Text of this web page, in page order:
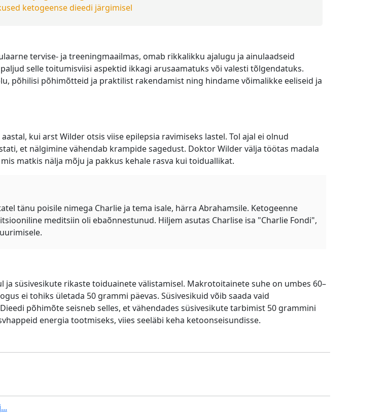
ketogeense dieedi järgimisel
tervise- ja treeningmaailmas, omab rikkalikku ajalugu ja ainulaadseid
selle toitumisviisi aspektid ikkagi arusaamatuks või valesti tõlgendatuks.
põhilisi põhimõtteid ja praktilist rakendamist ning hindame võimalikke eeliseid ja
kui arst Wilder otsis viise epilepsia ravimiseks lastel. Tol ajal ei olnud
et nälgimine vähendab krampide sagedust. Doktor Wilder välja töötas madala
matkis nälja mõju ja pakkus kehale rasva kui toiduallikat.
tänu poisile nimega Charlie ja tema isale, härra Abrahamsile. Ketogeenne
meditsiin oli ebaõnnestunud. Hiljem asutas Charlise isa "Charlie Fondi",
süsivesikute rikaste toiduainete välistamisel. Makrotoitainete suhe on umbes 60–
ei tohiks ületada 50 grammi päevas. Süsivesikuid võib saada vaid
põhimõte seisneb selles, et vähendades süsivesikute tarbimist 50 grammini
energia tootmiseks, viies seeläbi keha ketoonseisundisse.